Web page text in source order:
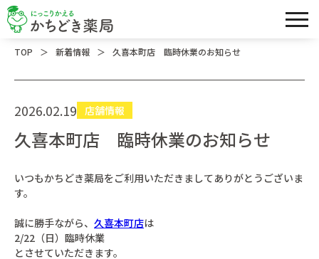
TOP ＞ 新着情報 ＞ 久喜本町店 臨時休業のお知らせ
2026.02.19 店舗情報
久喜本町店 臨時休業のお知らせ
いつもかちどき薬局をご利用いただきましてありがとうございま
す。
誠に勝手ながら、 久喜本町店は
2/22（日）臨時休業
とさせていただきます。